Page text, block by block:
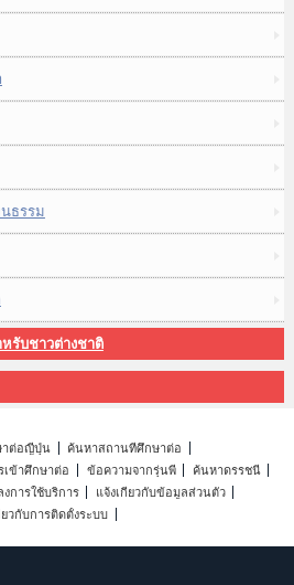
ธรรม
รับชาวต่างชาติ
าต่อญี่ปุ่น
ค้นหาสถานที่ศึกษาต่อ
ข้าศึกษาต่อ
ข้อความจากรุ่นพี่
ค้นหาดรรชนี
การใช้บริการ
แจ้งเกี่ยวกับข้อมูลส่วนตัว
ยวกับการติดตั้งระบบ